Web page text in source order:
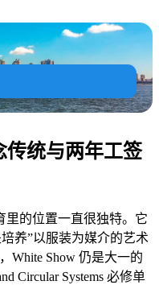
传统与两年工签
里的位置一直很独特。它
养”以服装为媒介的艺术
White Show 仍是大一的
Circular Systems 必修单